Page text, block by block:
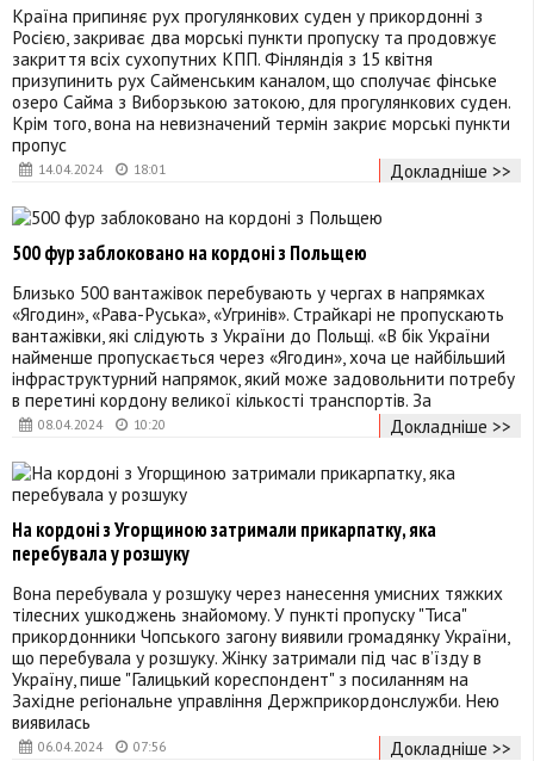
14.04.2024 18:01
Країна припиняє рух прогулянкових суден у прикордонні з
Росією, закриває два морські пункти пропуску та продовжує
закриття всіх сухопутних КПП. Фінляндія з 15 квітня
призупинить рух Сайменським каналом, що сполучає фінське
озеро Сайма з Виборзькою затокою, для прогулянкових суден.
Крім того, вона на невизначений термін закриє морські пункти
пропус
Докладніше >>
08.04.2024 10:20
500 фур заблоковано на кордоні з Польщею
Близько 500 вантажівок перебувають у чергах в напрямках
«Ягодин», «Рава-Руська», «Угринів». Страйкарі не пропускають
вантажівки, які слідують з України до Польщі. «В бік України
найменше пропускається через «Ягодин», хоча це найбільший
інфраструктурний напрямок, який може задовольнити потребу
в перетині кордону великої кількості транспортів. За
Докладніше >>
06.04.2024 07:56
На кордоні з Угорщиною затримали прикарпатку, яка
перебувала у розшуку
Вона перебувала у розшуку через нанесення умисних тяжких
тілесних ушкоджень знайомому. У пункті пропуску "Тиса"
прикордонники Чопського загону виявили громадянку України,
що перебувала у розшуку. Жінку затримали під час в’їзду в
Україну, пише "Галицький кореспондент" з посиланням на
Західне регіональне управління Держприкордонслужби. Нею
виявилась
Докладніше >>